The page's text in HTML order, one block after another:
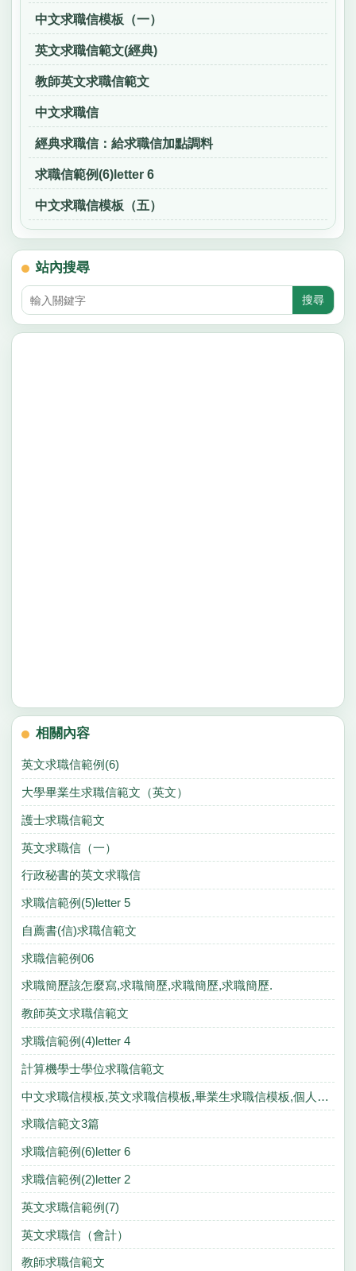
中文求職信模板（一）
英文求職信範文(經典)
教師英文求職信範文
中文求職信
經典求職信：給求職信加點調料
求職信範例(6)letter 6
中文求職信模板（五）
站內搜尋
相關內容
英文求職信範例(6)
大學畢業生求職信範文（英文）
護士求職信範文
英文求職信（一）
行政秘書的英文求職信
求職信範例(5)letter 5
自薦書(信)求職信範文
求職信範例06
求職簡歷該怎麼寫,求職簡歷,求職簡歷,求職簡歷.
教師英文求職信範文
求職信範例(4)letter 4
計算機學士學位求職信範文
中文求職信模板,英文求職信模板,畢業生求職信模板,個人求職信模板
求職信範文3篇
求職信範例(6)letter 6
求職信範例(2)letter 2
英文求職信範例(7)
英文求職信（會計）
教師求職信範文